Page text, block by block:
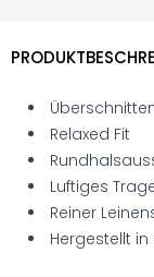
Relaxed Fit
Luftiges
Reiner
Hergestellt